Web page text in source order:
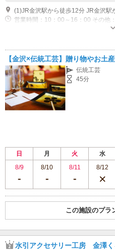
営業時間：10：00～16：00 その他
日 休業：夏期・年末年始休業あり
【金沢×伝統工芸】贈り物やお土
伝統工芸
45分
日 月 火 水
8/9
8/10 8/11 8/12
この施設のプラ
水引アクセサリー工房 金澤く